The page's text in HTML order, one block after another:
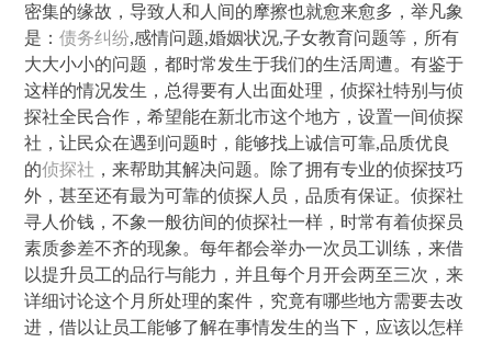
密集的缘故，导致人和人间的摩擦也就愈来愈多，举凡象
是：债务纠纷,感情问题,婚姻状况,子女教育问题等，所有
大大小小的问题，都时常发生于我们的生活周遭。有鉴于
这样的情况发生，总得要有人出面处理，侦探社特别与侦
探社全民合作，希望能在新北市这个地方，设置一间侦探
社，让民众在遇到问题时，能够找上诚信可靠,品质优良
的侦探社 ，来帮助其解决问题。除了拥有专业的侦探技巧
外，甚至还有最为可靠的侦探人员，品质有保证。侦探社
寻人价钱，不象一般彷间的侦探社一样，时常有着侦探员
素质参差不齐的现象。每年都会举办一次员工训练，来借
以提升员工的品行与能力，并且每个月开会两至三次，来
详细讨论这个月所处理的案件，究竟有哪些地方需要去改
进，借以让员工能够了解在事情发生的当下，应该以怎样